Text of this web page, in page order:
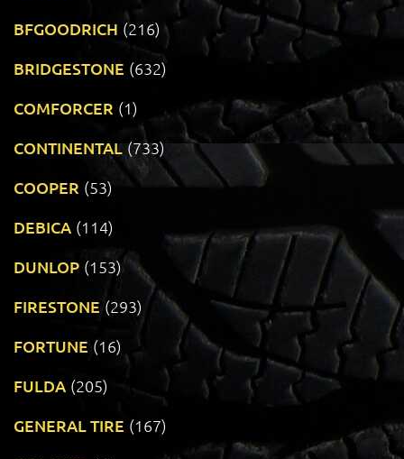
BFGOODRICH (216)
BRIDGESTONE (632)
COMFORCER (1)
CONTINENTAL (733)
COOPER (53)
DEBICA (114)
DUNLOP (153)
FIRESTONE (293)
FORTUNE (16)
FULDA (205)
GENERAL TIRE (167)